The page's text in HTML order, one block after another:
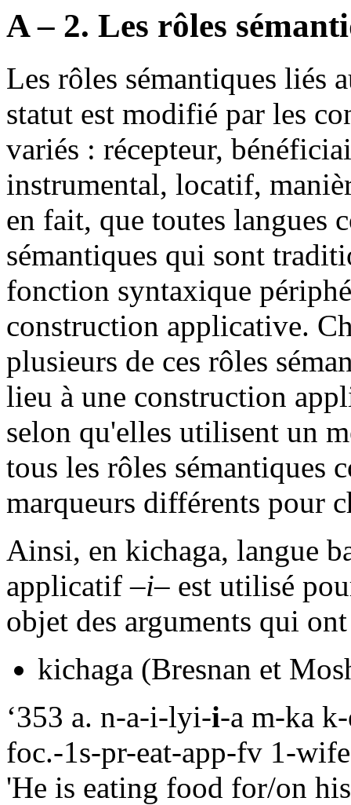
A – 2. Les rôles
Les rôles sémantiques liés
statut est modifié par les
variés : récepteur,
instrumental, locatif,
en fait, que toutes langues
sémantiques qui sont
fonction syntaxique
construction applicative.
plusieurs de ces rôles
lieu à une construction
selon qu'elles utilisent un
tous les rôles sémantiques
marqueurs différents pour
Ainsi, en kichaga, langue
applicatif–i– est utilisé
objet des arguments qui
kichaga (Bresnan et
‘353 a. n-a-i-lyi-i-a m-ka
foc.-1s-pr-eat-app-fv 1-
'He is eating food for/on